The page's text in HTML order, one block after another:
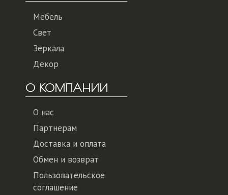
Мебель
Свет
Зеркала
Декор
О КОМПАНИИ
О нас
Партнерам
Доставка и оплата
Обмен и возврат
Пользовательское
соглашение